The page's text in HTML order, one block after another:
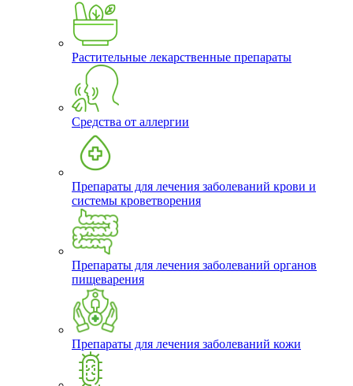
Растительные лекарственные препараты
Средства от аллергии
Препараты для лечения заболеваний крови и
системы кроветворения
Препараты для лечения заболеваний органов
пищеварения
Препараты для лечения заболеваний кожи